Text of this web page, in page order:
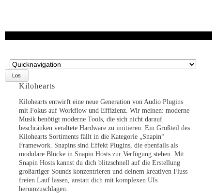
Zielseite
Kilohearts
Kilohearts entwirft eine neue Generation von Audio Plugins
mit Fokus auf Workflow und Effizienz. Wir meinen: moderne
Musik benötigt moderne Tools, die sich nicht darauf
beschränken veraltete Hardware zu imitieren. Ein Großteil des
Kilohearts Sortiments fällt in die Kategorie „Snapin“
Framework. Snapins sind Effekt Plugins, die ebenfalls als
modulare Blöcke in Snapin Hosts zur Verfügung stehen. Mit
Snapin Hosts kannst du dich blitzschnell auf die Erstellung
großartiger Sounds konzentrieren und deinem kreativen Fluss
freien Lauf lassen, anstatt dich mit komplexen UIs
herumzuschlagen.